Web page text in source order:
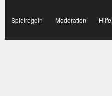
Spielregeln Moderation Hilfe